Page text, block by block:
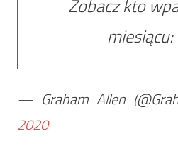
Zobacz kto
miesiącu:
— Graham Allen
2020